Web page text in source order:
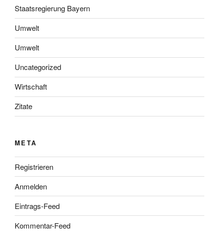
Staatsregierung Bayern
Umwelt
Umwelt
Uncategorized
Wirtschaft
Zitate
META
Registrieren
Anmelden
Eintrags-Feed
Kommentar-Feed